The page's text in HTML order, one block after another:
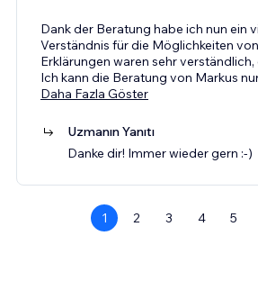
Dank der Beratung habe ich nun ein
Verständnis für die Möglichkeiten
Erklärungen waren sehr
Ich kann die Beratung von Markus
Daha Fazla Göster
Uzmanın Yanıtı
Danke dir! Immer wieder gern :-)
1 2 3 4 5